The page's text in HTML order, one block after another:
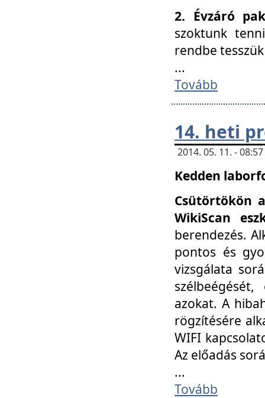
2. Évzáró
szoktunk
rendbe
...
Tovább
14. heti
2014. 05. 11. -
Kedden
Csütörtökön
WikiScan
berendezés.
pontos és
vizsgálata
azokat. A
rögzítésére
WIFI
Az előadás
...
Tovább